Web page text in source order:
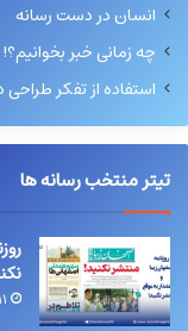
انسان در دست رسانه
چه زمانی خبر بخوانیم؟!
استفاده از تفکر طراحی
تیتر منتخب رسانه ها
۱۱ اردیبهشت, ۱۴۰۴